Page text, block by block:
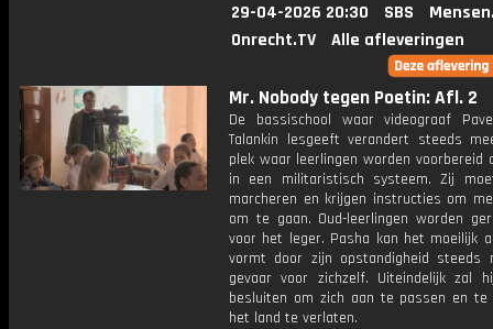
29-04-2026 20:30 SBS
Onrecht.TV
Alle afleveringen
Mr. Nobody tegen Poetin: Afl. 2
De bassischool waar videograaf
Talankin lesgeeft verandert steeds
plek waar leerlingen worden voorbereid
in een militaristisch systeem. Zij
marcheren en krijgen instructies om
om te gaan. Oud-leerlingen worden
voor het leger. Pasha kan het moeilijk
vormt door zijn opstandigheid steeds
gevaar voor zichzelf. Uiteindelijk zal
besluiten om zich aan te passen en te
het land te verlaten.